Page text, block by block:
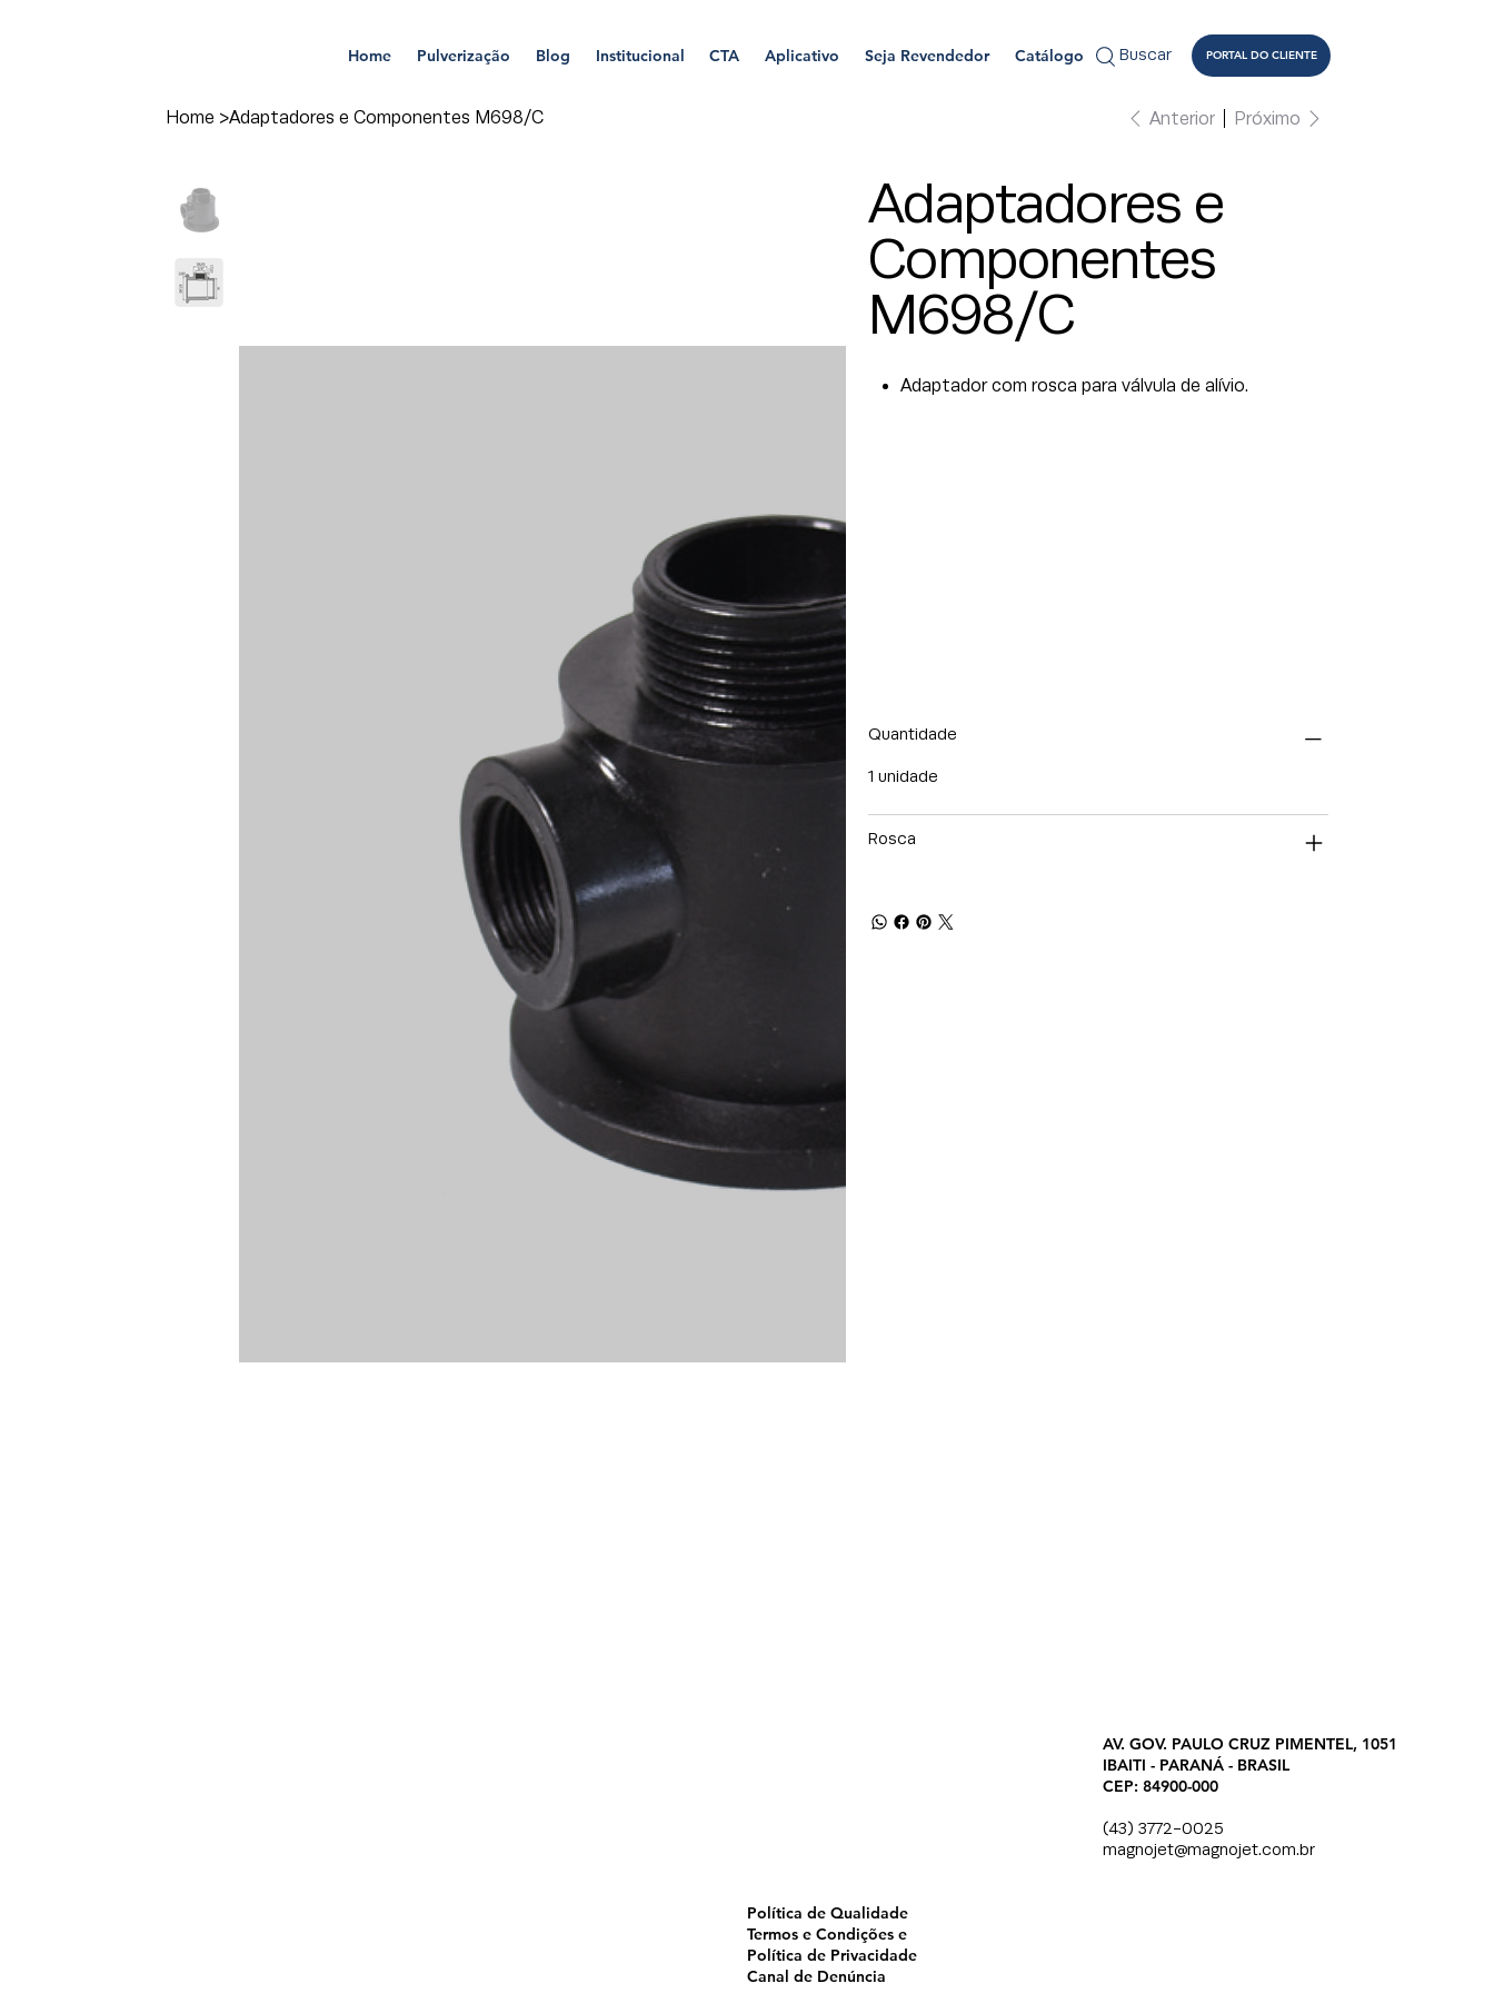
Home Pulverização Blog Institucional CTA Aplicativo Seja Revendedor Catálogo Buscar PORTAL DO CLIENTE
Home >Adaptadores e Componentes M698/C Anterior Próximo
Adaptadores e
Componentes
M698/C
Adaptador com rosca para válvula de alívio.
Quantidade
1 unidade
Rosca
Política de Qualidade
Termos e Condições e
Política de Privacidade
Canal de Denúncia
AV. GOV. PAULO CRUZ PIMENTEL, 1051
IBAITI - PARANÁ - BRASIL
CEP: 84900-000
(43) 3772-0025
magnojet@magnojet.com.br